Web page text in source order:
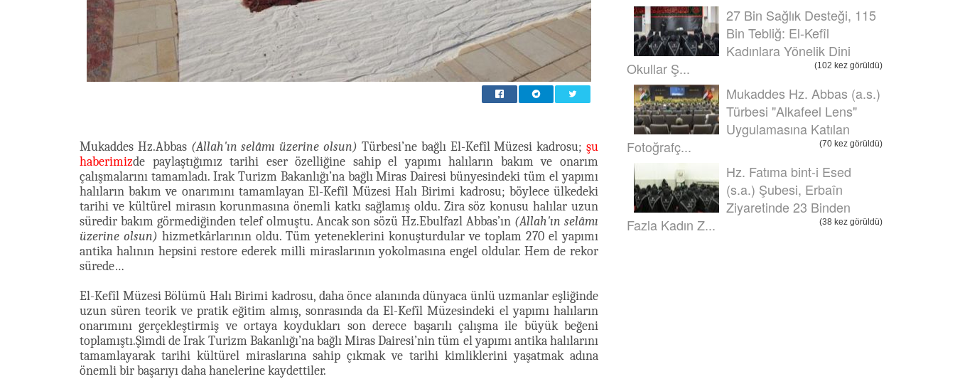
Mukaddes Hz.Abbas (Allah'ın selâmı üzerine olsun) Türbesi’ne bağlı El-Kefîl Müzesi kadrosu;şu
haberimizde paylaştığımız tarihi eser özelliğine sahip el yapımı halıların bakım ve onarım
çalışmalarını tamamladı. Irak Turizm Bakanlığı’na bağlı Miras Dairesi bünyesindeki tüm el yapımı
halıların bakım ve onarımını tamamlayan El-Kefîl Müzesi Halı Birimi kadrosu; böylece ülkedeki
tarihi ve kültürel mirasın korunmasına önemli katkı sağlamış oldu. Zira söz konusu halılar uzun
süredir bakım görmediğinden telef olmuştu. Ancak son sözü Hz.Ebulfazl Abbas’ın (Allah'ın selâmı
üzerine olsun) hizmetkârlarının oldu. Tüm yeteneklerini konuşturdular ve toplam 270 el yapımı
antika halının hepsini restore ederek milli miraslarının yokolmasına engel oldular. Hem de rekor
sürede…
El-Kefîl Müzesi Bölümü Halı Birimi kadrosu, daha önce alanında dünyaca ünlü uzmanlar eşliğinde
uzun süren teorik ve pratik eğitim almış, sonrasında da El-Kefîl Müzesindeki el yapımı halıların
onarımını gerçekleştirmiş ve ortaya koydukları son derece başarılı çalışma ile büyük beğeni
toplamıştı.Şimdi de Irak Turizm Bakanlığı’na bağlı Miras Dairesi’nin tüm el yapımı antika halılarını
tamamlayarak tarihi kültürel miraslarına sahip çıkmak ve tarihi kimliklerini yaşatmak adına
önemli bir başarıyı daha hanelerine kaydettiler.
27 Bin Sağlık Desteği, 115
Bin Tebliğ: El-Kefîl
Kadınlara Yönelik Dini
Okullar Ş...
(102 kez görüldü)
Mukaddes Hz. Abbas (a.s.)
Türbesi "Alkafeel Lens"
Uygulamasına Katılan
Fotoğrafç...
(70 kez görüldü)
Hz. Fatıma bint-i Esed
(s.a.) Şubesi, Erbaîn
Ziyaretinde 23 Binden
Fazla Kadın Z...
(38 kez görüldü)